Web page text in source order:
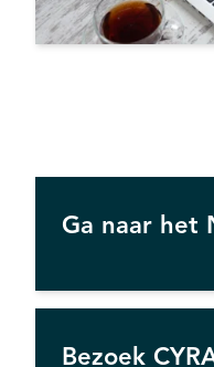
Ga naar het
Bezoek